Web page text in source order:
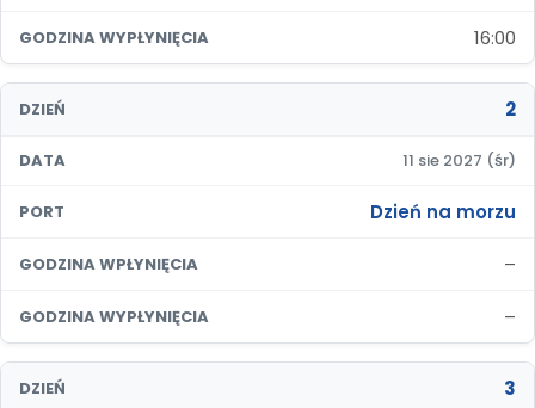
GODZINA WYPŁYNIĘCIA 16:00
DZIEŃ 2
DATA 11 sie 2027 (śr)
PORT Dzień na morzu
GODZINA WPŁYNIĘCIA –
GODZINA WYPŁYNIĘCIA –
DZIEŃ 3